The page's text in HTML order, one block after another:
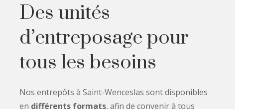
Des unités
d’entreposage pour
tous les besoins
Nos entrepôts à Saint-Wenceslas sont disponibles
en différents formats, afin de convenir à tous